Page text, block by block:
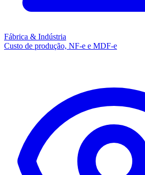
Fábrica & Indústria
Custo de produção, NF-e e MDF-e